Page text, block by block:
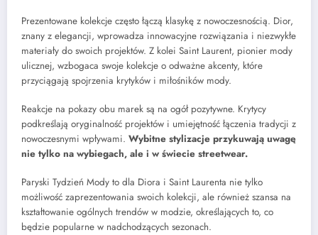
Prezentowane kolekcje często łączą klasykę z nowoczesnością. Dior,
znany z elegancji, wprowadza innowacyjne rozwiązania i niezwykłe
materiały do swoich projektów. Z kolei Saint Laurent, pionier mody
ulicznej, wzbogaca swoje kolekcje o odważne akcenty, które
przyciągają spojrzenia krytyków i miłośników mody.
Reakcje na pokazy obu marek są na ogół pozytywne. Krytycy
podkreślają oryginalność projektów i umiejętność łączenia tradycji z
nowoczesnymi wpływami. Wybitne stylizacje przykuwają uwagę
nie tylko na wybiegach, ale i w świecie streetwear.
Paryski Tydzień Mody to dla Diora i Saint Laurenta nie tylko
możliwość zaprezentowania swoich kolekcji, ale również szansa na
kształtowanie ogólnych trendów w modzie, określających to, co
będzie popularne w nadchodzących sezonach.